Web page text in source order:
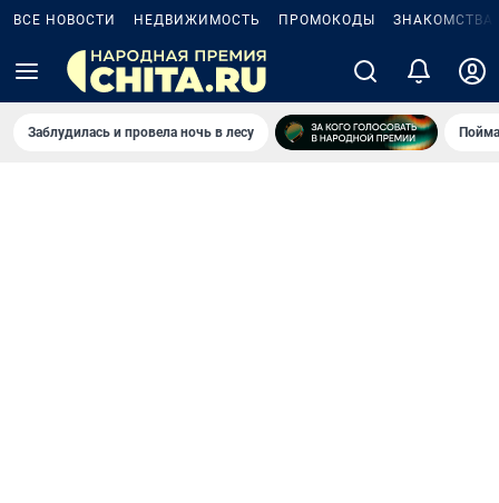
ВСЕ НОВОСТИ НЕДВИЖИМОСТЬ ПРОМОКОДЫ ЗНАКОМСТВА
Заблудилась и провела ночь в лесу